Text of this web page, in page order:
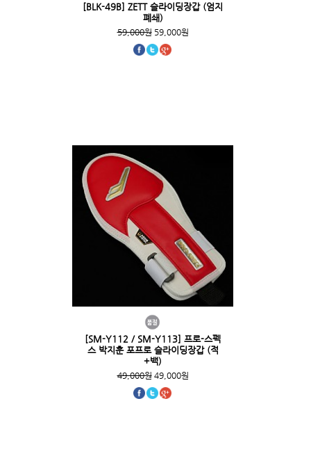
[BLK-49B] ZETT 슬라이딩장갑 (엄지
폐쇄)
59,000원59,000원
[SM-Y112 / SM-Y113] 프로-스펙
스 박지훈 포프로 슬라이딩장갑 (적
+백)
49,000원49,000원